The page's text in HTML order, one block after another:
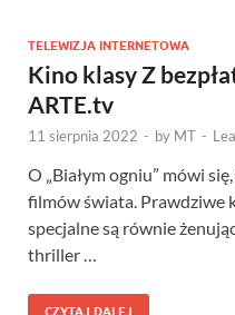
TELEWIZJA INTERNETOWA
Kino klasy Z
ARTE.tv
11 sierpnia 2022 - by MT -
O „Białym ogniu” mówi
filmów świata. Prawdziwe
specjalne są równie
thriller …
CZYTAJ DALEJ